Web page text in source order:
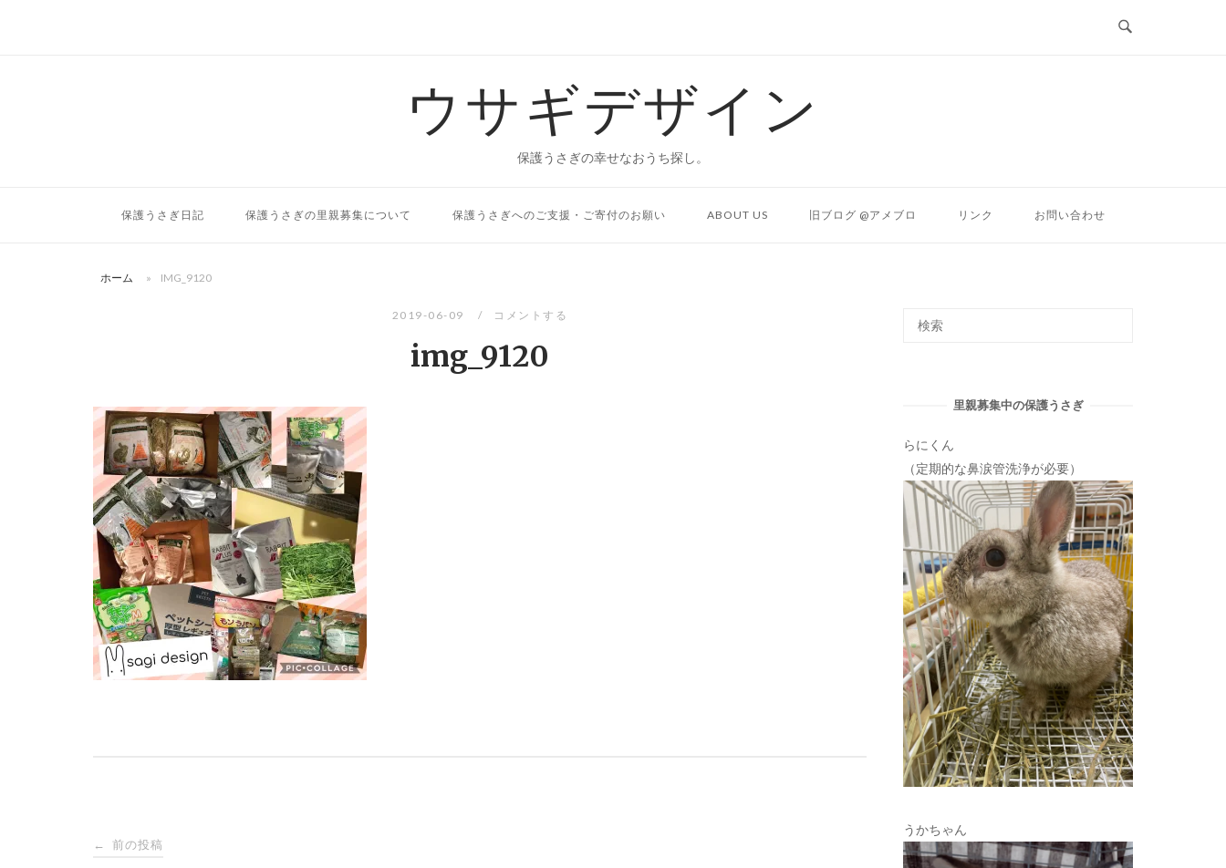
ウサギデザイン
保護うさぎの幸せなおうち探し。
保護うさぎ日記 保護うさぎの里親募集について 保護うさぎへのご支援・ご寄付のお願い ABOUT US 旧ブログ @アメブロ リンク お問い合わせ
ホーム » IMG_9120
2019-06-09 コメントする
img_9120
投
← 前の投稿
里親募集中の保護うさぎ
らにくん
（定期的な鼻涙管洗浄が必要）
うかちゃん